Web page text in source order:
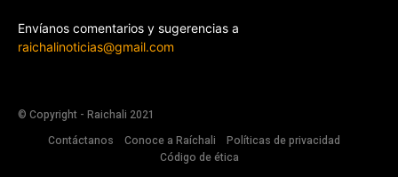
Envíanos comentarios y sugerencias a
raichalinoticias@gmail.com
© Copyright - Raichali 2021
Contáctanos
Conoce a Raíchali
Políticas de privacidad
Código de ética